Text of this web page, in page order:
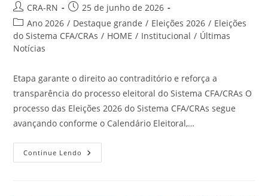
Autor
do
post:
CRA-RN
Post
publicado:
25 de junho de 2026
Categoria
do
post:
Ano 2026 / Destaque grande / Eleições 2026 / Eleições
do Sistema CFA/CRAs / HOME / Institucional / Últimas
Notícias
Etapa garante o direito ao contraditório e reforça a
transparência do processo eleitoral do Sistema CFA/CRAs O
processo das Eleições 2026 do Sistema CFA/CRAs segue
avançando conforme o Calendário Eleitoral,…
Continue Lendo Eleições
Do